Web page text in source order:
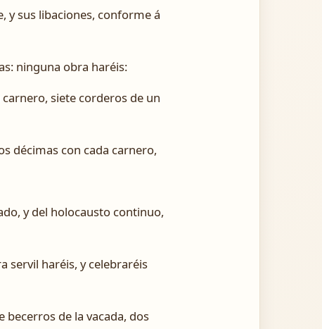
y sus libaciones, conforme á
ninguna obra haréis:
siete corderos de un
décimas con cada carnero,
y del holocausto continuo,
servil haréis, y celebraréis
becerros de la vacada, dos